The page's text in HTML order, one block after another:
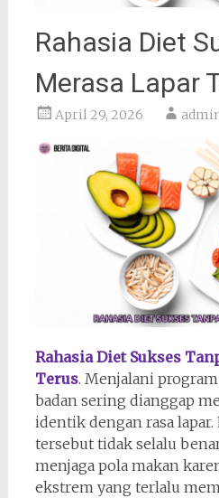
Rahasia Diet
Merasa Lapar
April 29, 2026
Rahasia Diet Sukses
Terus. Menjalani
badan sering dianggap
identik dengan rasa lapar.
tersebut tidak selalu
menjaga pola makan
ekstrem yang terlalu